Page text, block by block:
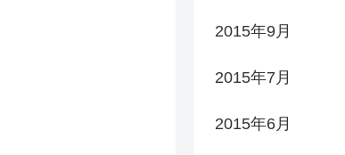
2015年9月
2015年7月
2015年6月